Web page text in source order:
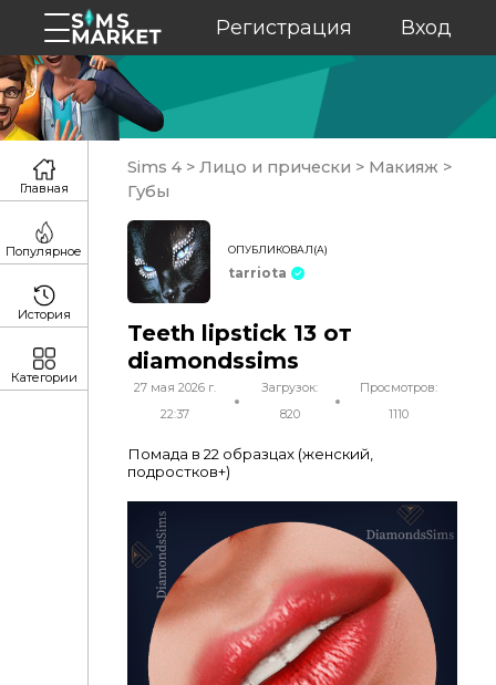
Регистрация Вход
Sims 4 > Лицо и прически > Макияж >
Губы
ОПУБЛИКОВАЛ(А)
tarriota
Teeth lipstick 13 от
diamondssims
27 мая 2026 г.
22:37
Загрузок:
820
Просмотров:
1110
Помада в 22 образцах (женский,
подростков+)
Главная
Популярное
История
Категории